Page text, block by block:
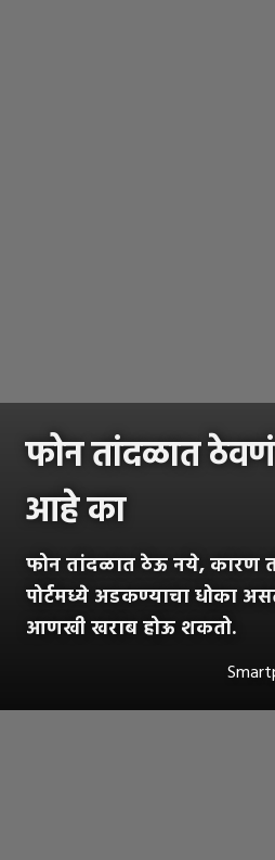
फोन तांदळात
आहे का
फोन तांदळात ठेऊ नये, कारण
पोर्टमध्ये अडकण्याचा धोका
आणखी खराब होऊ शकतो.